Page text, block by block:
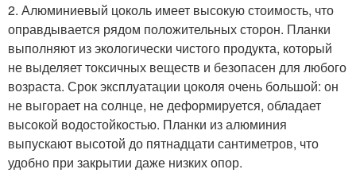
2. Алюминиевый цоколь имеет высокую стоимость, что
оправдывается рядом положительных сторон. Планки
выполняют из экологически чистого продукта, который
не выделяет токсичных веществ и безопасен для любого
возраста. Срок эксплуатации цоколя очень большой: он
не выгорает на солнце, не деформируется, обладает
высокой водостойкостью. Планки из алюминия
выпускают высотой до пятнадцати сантиметров, что
удобно при закрытии даже низких опор.